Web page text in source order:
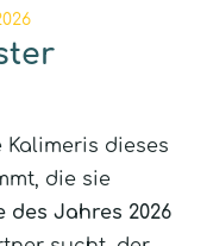
dieses
die sie
des Jahres 2026